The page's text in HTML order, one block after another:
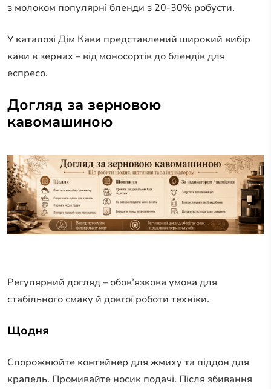
з молоком популярні бленди з 20-30% робусти.
У каталозі Дім Кави представлений широкий вибір
кави в зернах – від моносортів до блендів для
еспресо.
Догляд за зерновою
кавомашиною
Регулярний догляд – обов’язкова умова для
стабільного смаку й довгої роботи техніки.
Щодня
Спорожнюйте контейнер для жмиху та піддон для
крапель. Промивайте носик подачі. Після збивання